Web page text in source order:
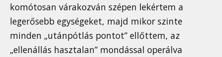
komótosan várakozván szépen lekértem a
legerősebb egységeket, majd mikor szinte
minden „utánpótlás pontot” ellőttem, az
„ellenállás hasztalan” mondással operálva